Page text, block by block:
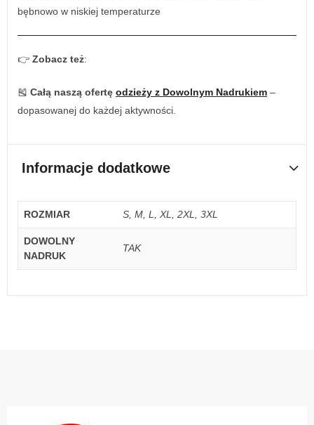
bębnowo w niskiej temperaturze
👉 Zobacz też:
🎽 Całą naszą ofertę odzieży z Dowolnym Nadrukiem –
dopasowanej do każdej aktywności.
Informacje dodatkowe
ROZMIAR S, M, L, XL, 2XL, 3XL
DOWOLNY
NADRUK
TAK